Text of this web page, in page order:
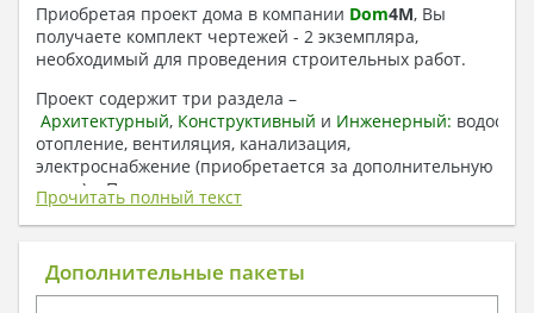
Приобретая проект дома в компании Dom4M, Вы
получаете комплект чертежей - 2 экземпляра,
необходимый для проведения строительных работ.
Проект содержит три раздела –
Архитектурный, Конструктивный и Инженерный:
отопление, вентиляция, канализация,
электроснабжение (приобретается за дополнительную
плату) + Пояснительная записка.
1. Архитектурный раздел:
Общие данные по проекту
Прочитать полный текст
Дополнительные пакеты